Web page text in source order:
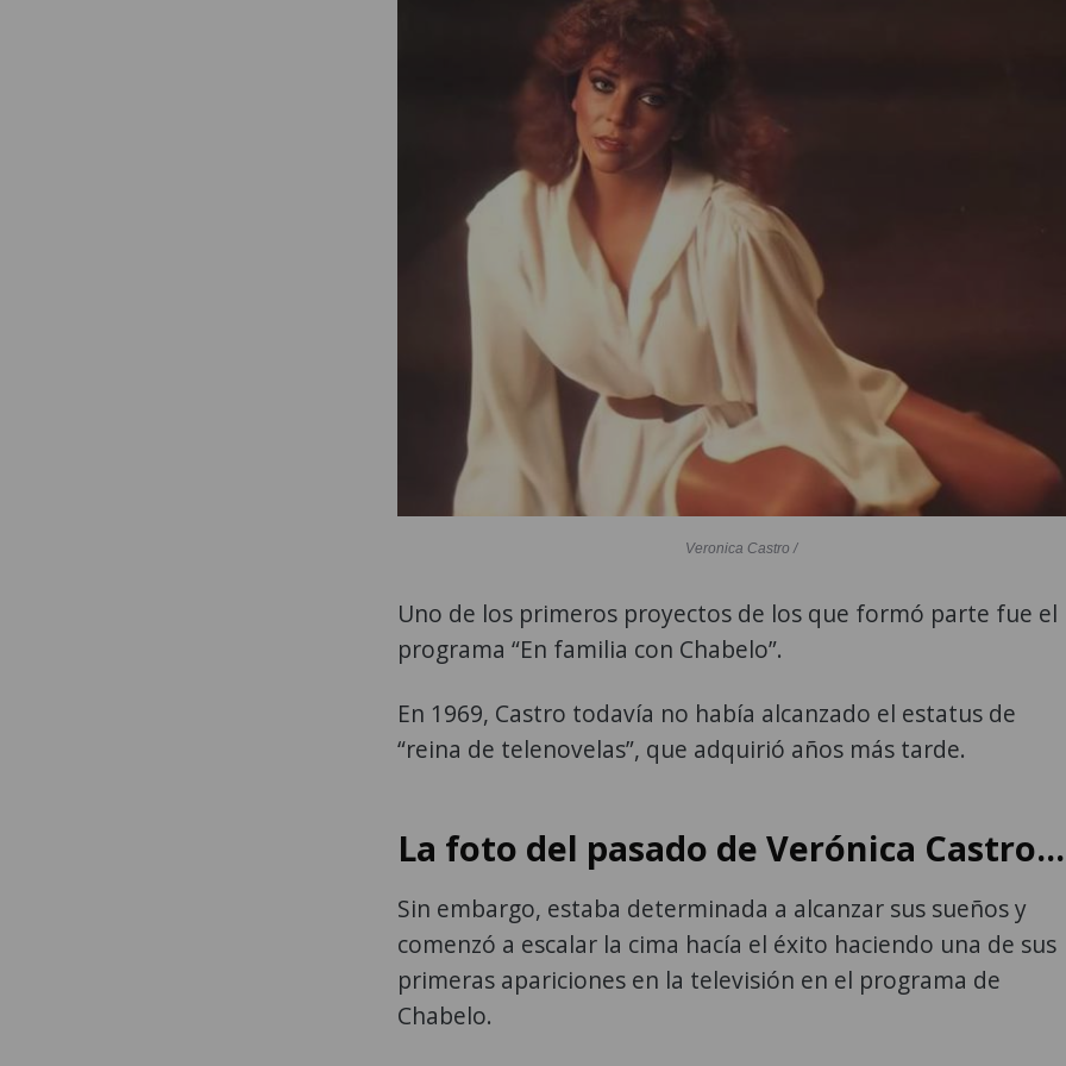
Veronica Castro /
Uno de los primeros proyectos de los que formó parte fue el
programa “En familia con Chabelo”.
En 1969, Castro todavía no había alcanzado el estatus de
“reina de telenovelas”, que adquirió años más tarde.
La foto del pasado de Verónica Castro...
Sin embargo, estaba determinada a alcanzar sus sueños y
comenzó a escalar la cima hacía el éxito haciendo una de sus
primeras apariciones en la televisión en el programa de
Chabelo.